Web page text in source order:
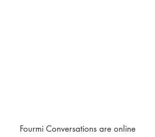
Fourmi Conversations are online